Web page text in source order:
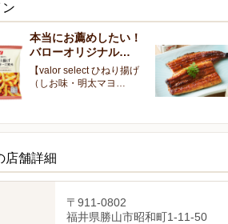
本当にお薦めしたい！
バローオリジナル…
【valor select ひねり揚げ
（しお味・明太マヨ…
店舗詳細
〒911-0802
福井県勝山市昭和町1-11-50